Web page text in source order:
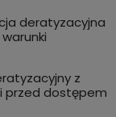
deratyzacyjna
z
przed dostępem